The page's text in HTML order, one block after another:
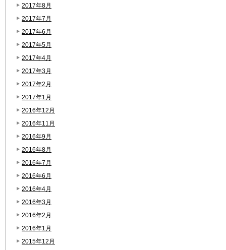
2017年8月
2017年7月
2017年6月
2017年5月
2017年4月
2017年3月
2017年2月
2017年1月
2016年12月
2016年11月
2016年9月
2016年8月
2016年7月
2016年6月
2016年4月
2016年3月
2016年2月
2016年1月
2015年12月